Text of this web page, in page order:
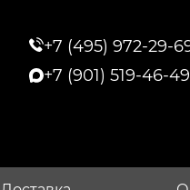
+7 (495) 972-29-
+7 (901) 519-46-49